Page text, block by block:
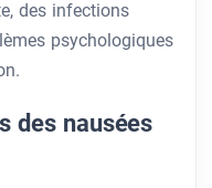
des infections
psychologiques
des nausées